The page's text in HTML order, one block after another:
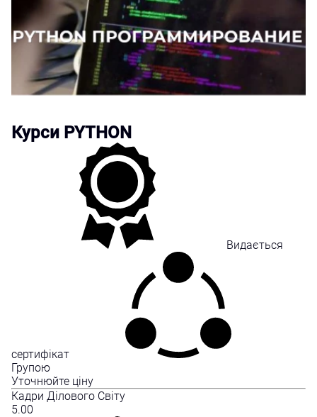
Курси PYTHON
Видається
сертифікат
Групою
Уточнюйте ціну
Кадри Ділового Світу
5.00